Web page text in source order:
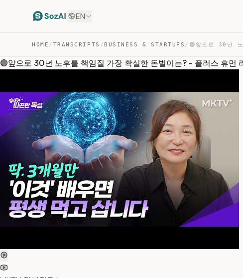
EN
HOME / TRANSCRIPTS / BUSINESS & STARTUPS /
🟣앞으로 30년 노후를 책임질 가장 확실한 돈벌이는? - 플러스 휴먼